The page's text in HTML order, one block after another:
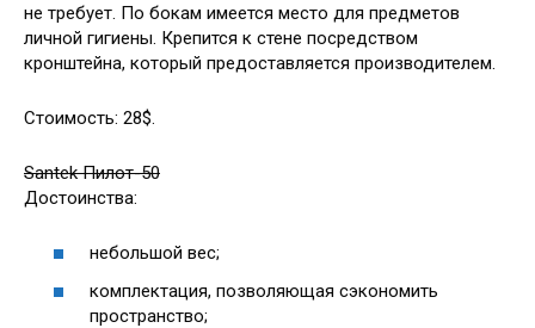
не требует. По бокам имеется место для предметов
личной гигиены. Крепится к стене посредством
кронштейна, который предоставляется производителем.
Стоимость: 28$.
Santek Пилот-50
Достоинства:
небольшой вес;
комплектация, позволяющая сэкономить
пространство;